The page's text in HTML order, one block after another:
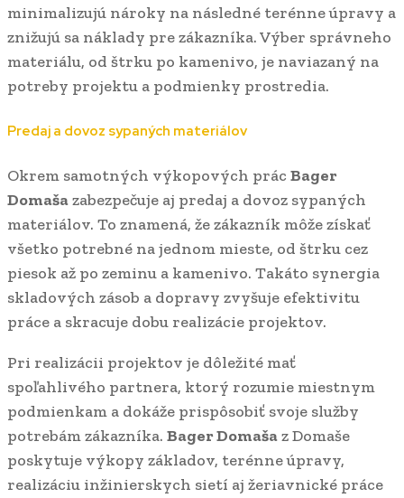
minimalizujú nároky na následné terénne úpravy a
znižujú sa náklady pre zákazníka. Výber správneho
materiálu, od štrku po kamenivo, je naviazaný na
potreby projektu a podmienky prostredia.
Predaj a dovoz sypaných materiálov
Okrem samotných výkopových prác Bager
Domašazabezpečuje aj predaj a dovoz sypaných
materiálov. To znamená, že zákazník môže získať
všetko potrebné na jednom mieste, od štrku cez
piesok až po zeminu a kamenivo. Takáto synergia
skladových zásob a dopravy zvyšuje efektivitu
práce a skracuje dobu realizácie projektov.
Pri realizácii projektov je dôležité mať
spoľahlivého partnera, ktorý rozumie miestnym
podmienkam a dokáže prispôsobiť svoje služby
potrebám zákazníka. Bager Domašaz Domaše
poskytuje výkopy základov, terénne úpravy,
realizáciu inžinierskych sietí aj žeriavnické práce